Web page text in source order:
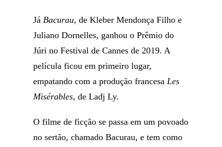
JáBacurau, de Kleber Mendonça Filho e
Juliano Dornelles, ganhou o Prêmio do
Júri no Festival de Cannes de 2019. A
película ficou em primeiro lugar,
empatando com a produção francesaLes
Misérables, de Ladj Ly.
O filme de ficção se passa em um povoado
no sertão, chamado Bacurau, e tem como